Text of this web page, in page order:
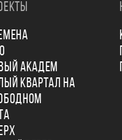
АКАДЕМ
КВАРТАЛ НА